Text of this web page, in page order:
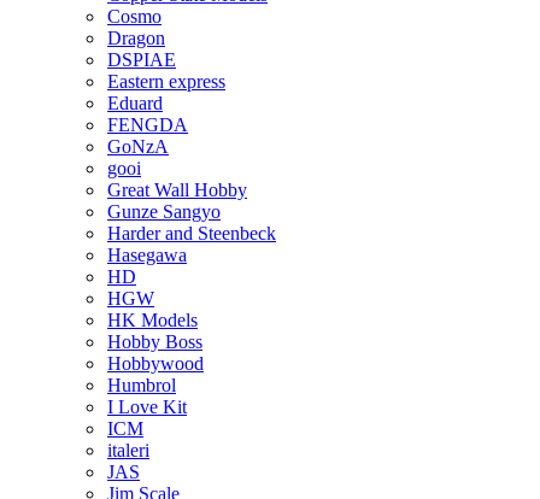
Cosmo
Dragon
DSPIAE
Eastern express
Eduard
FENGDA
GoNzA
gooi
Great Wall Hobby
Gunze Sangyo
Harder and Steenbeck
Hasegawa
HD
HGW
HK Models
Hobby Boss
Hobbywood
Humbrol
I Love Kit
ICM
italeri
JAS
Jim Scale